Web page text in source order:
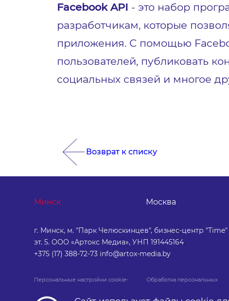
Facebook API - это набор
разработчикам, которые
приложения. С помощью
пользователей, публиковать
социальных связей и многое
Возврат к списку
Минск Москва
г. Минск, м. "Парк Челюскинцев", бизнес-центр "Time"
эт. 5. ООО «Артокс Медиа», УНП 191445164.
+375 (17) 388-72-73 info@artox-media.by
Персональные настройки cookie-
Обработка персональных